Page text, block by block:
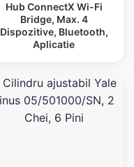
Hub ConnectX Wi-Fi
Bridge, Max. 4
Dispozitive, Bluetooth,
Aplicatie